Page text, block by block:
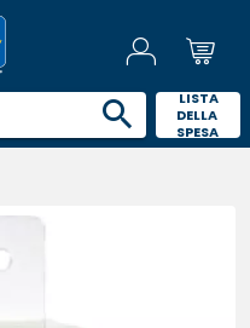
LISTA
DELLA
SPESA